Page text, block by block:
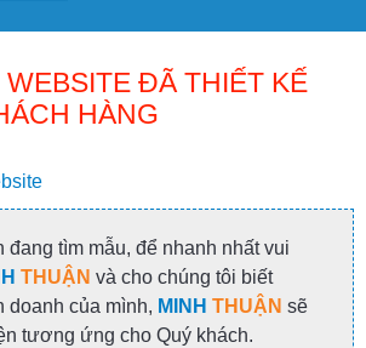
ĐÃ THIẾT KẾ
HÀNG
đang tìm mẫu, để nhanh nhất vui
THUẬN và cho chúng tôi biết
doanh của mình, MINH THUẬN sẽ
tương ứng cho Quý khách.